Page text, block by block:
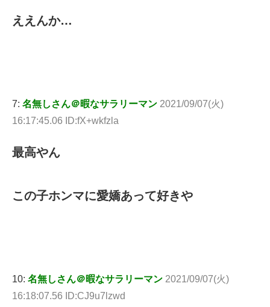
ええんか…
7: 名無しさん＠暇なサラリーマン 2021/09/07(火)
16:17:45.06 ID:fX+wkfzla
最高やん
この子ホンマに愛嬌あって好きや
10: 名無しさん＠暇なサラリーマン 2021/09/07(火)
16:18:07.56 ID:CJ9u7lzwd